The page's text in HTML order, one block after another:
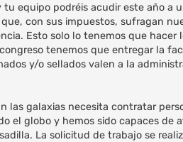
equipo podréis acudir este año a
con sus impuestos, sufragan
Esto solo lo tenemos que hacer
tenemos que entregar la
y/o sellados valen a la
las galaxias necesita contratar
el globo y hemos sido capaces de
La solicitud de trabajo se